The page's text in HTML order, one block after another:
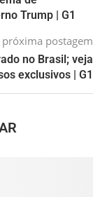
Trump | G1
próxima postagem
no Brasil; veja
exclusivos | G1